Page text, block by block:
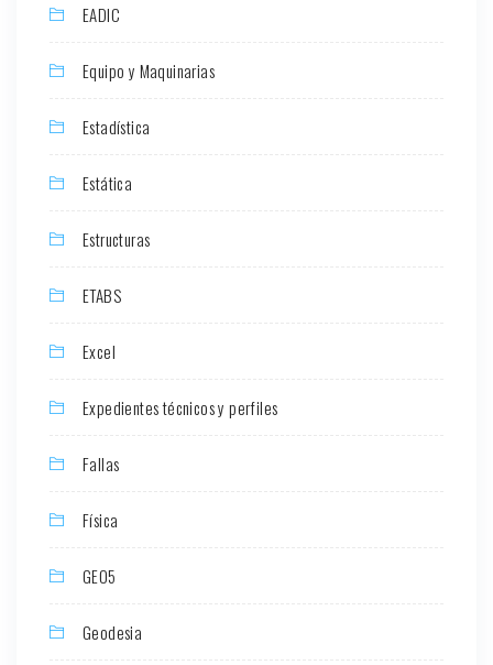
EADIC
Equipo y Maquinarias
Estadística
Estática
Estructuras
ETABS
Excel
Expedientes técnicos y perfiles
Fallas
Física
GEO5
Geodesia